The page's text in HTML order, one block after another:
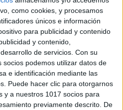
como cookies, y procesamos
únicos e información
para publicidad y contenido
y contenido,
de servicios. Con su
socios podemos utilizar datos de
e identificación mediante las
Puede hacer clic para otorgarnos
y a nuestros 1017 socios para
previamente descrito. De
para Geografía e